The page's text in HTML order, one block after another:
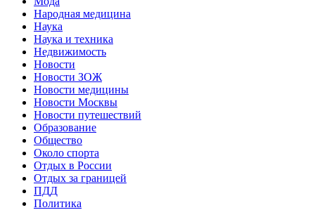
Народная медицина
Наука
Наука и техника
Недвижимость
Новости
Новости ЗОЖ
Новости медицины
Новости Москвы
Новости путешествий
Образование
Общество
Около спорта
Отдых в России
Отдых за границей
ПДД
Политика